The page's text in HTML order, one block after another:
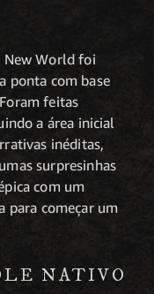
New World foi
ponta com base
feitas
a área inicial
inéditas,
surpresinhas
com um
para começar um
NATIVO